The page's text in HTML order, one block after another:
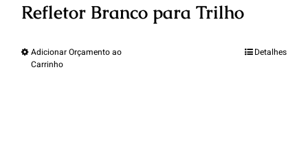
Refletor Branco para Trilho
Adicionar Orçamento ao
Carrinho
Detalhes